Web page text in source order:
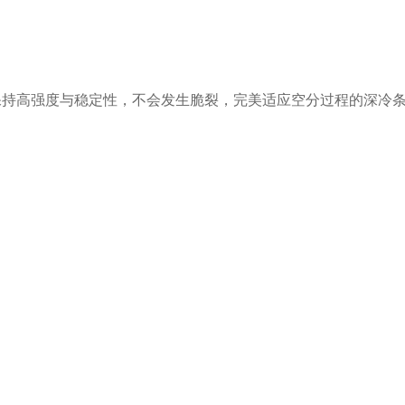
高强度与稳定性，不会发生脆裂，完美适应空分过程的深冷条